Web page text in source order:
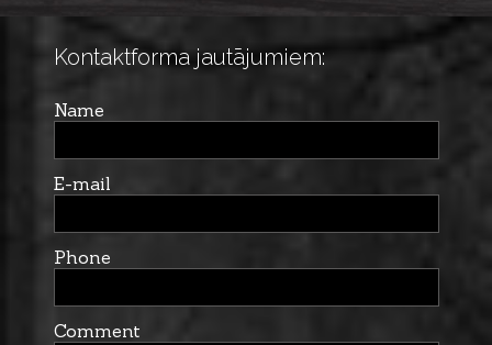
Kontaktforma jautājumiem:
Name
E-mail
Phone
Comment